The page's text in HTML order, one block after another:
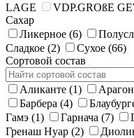
LAGE
VDP.GROßE
Сахар
Ликерное (6)
Сладкое (2) Сухое (66)
Сортовой состав
Аликанте (1)
Барбера (4)
Гамэ (1) Гарнача (7)
Гренаш Нуар (2)